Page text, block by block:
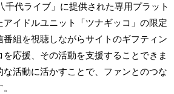
代ライブ」に提供された専用プラット
イドルユニット「ツナギッコ」の限定
組を視聴しながらサイトのギフティン
応援、その活動を支援することできま
活動に活かすことで、ファンとのつな